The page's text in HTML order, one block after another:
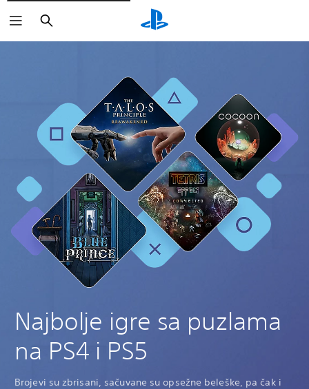
Pretraga
Najbolje igre sa puzlama
na PS4 i PS5
Brojevi su zbrisani, sačuvane su opsežne beleške, pa čak i